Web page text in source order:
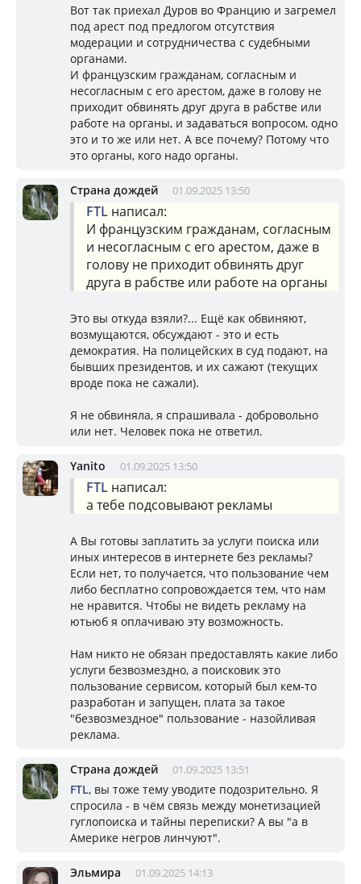
Вот так приехал Дуров во Францию и загремел
под арест под предлогом отсутствия
модерации и сотрудничества с судебными
органами.
И французским гражданам, согласным и
несогласным с его арестом, даже в голову не
приходит обвинять друг друга в рабстве или
работе на органы, и задаваться вопросом, одно
это и то же или нет. А все почему? Потому что
это органы, кого надо органы.
Страна дождей 01.09.2025 13:50
FTL написал:
И французским гражданам, согласным
и несогласным с его арестом, даже в
голову не приходит обвинять друг
друга в рабстве или работе на органы
Это вы откуда взяли?... Ещё как обвиняют,
возмущаются, обсуждают - это и есть
демократия. На полицейских в суд подают, на
бывших президентов, и их сажают (текущих
вроде пока не сажали).
Я не обвиняла, я спрашивала - добровольно
или нет. Человек пока не ответил.
Yanito 01.09.2025 13:50
FTL написал:
а тебе подсовывают рекламы
А Вы готовы заплатить за услуги поиска или
иных интересов в интернете без рекламы?
Если нет, то получается, что пользование чем
либо бесплатно сопровождается тем, что нам
не нравится. Чтобы не видеть рекламу на
ютьюб я оплачиваю эту возможность.
Нам никто не обязан предоставлять какие либо
услуги безвозмездно, а поисковик это
пользование сервисом, который был кем-то
разработан и запущен, плата за такое
"безвозмездное" пользование - назойливая
реклама.
Страна дождей 01.09.2025 13:51
FTL, вы тоже тему уводите подозрительно. Я
спросила - в чём связь между монетизацией
гуглопоиска и тайны переписки? А вы "а в
Америке негров линчуют".
Эльмира 01.09.2025 14:13